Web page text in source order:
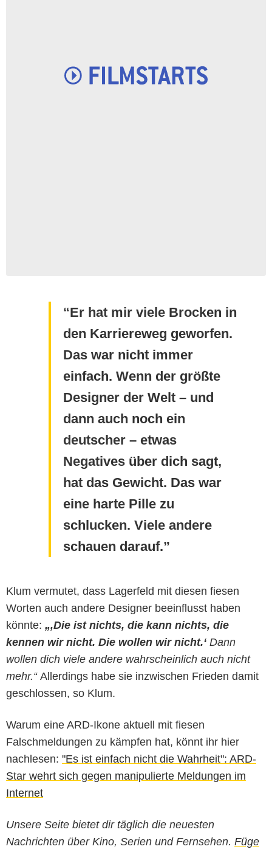
Er hat mir viele Brocken in
den Karriereweg geworfen.
Das war nicht immer
einfach. Wenn der größte
Designer der Welt – und
dann auch noch ein
deutscher – etwas
Negatives über dich sagt,
hat das Gewicht. Das war
eine harte Pille zu
schlucken. Viele andere
schauen darauf.
Klum vermutet, dass Lagerfeld mit diesen fiesen
Worten auch andere Designer beeinflusst haben
könnte: „‚Die ist nichts, die kann nichts, die
kennen wir nicht. Die wollen wir nicht.‘ Dann
wollen dich viele andere wahrscheinlich auch nicht
mehr.“ Allerdings habe sie inzwischen Frieden damit
geschlossen, so Klum.
Warum eine ARD-Ikone aktuell mit fiesen
Falschmeldungen zu kämpfen hat, könnt ihr hier
nachlesen: "Es ist einfach nicht die Wahrheit": ARD-
Star wehrt sich gegen manipulierte Meldungen im
Internet
Unsere Seite bietet dir täglich die neuesten
Nachrichten über Kino, Serien und Fernsehen. Füge